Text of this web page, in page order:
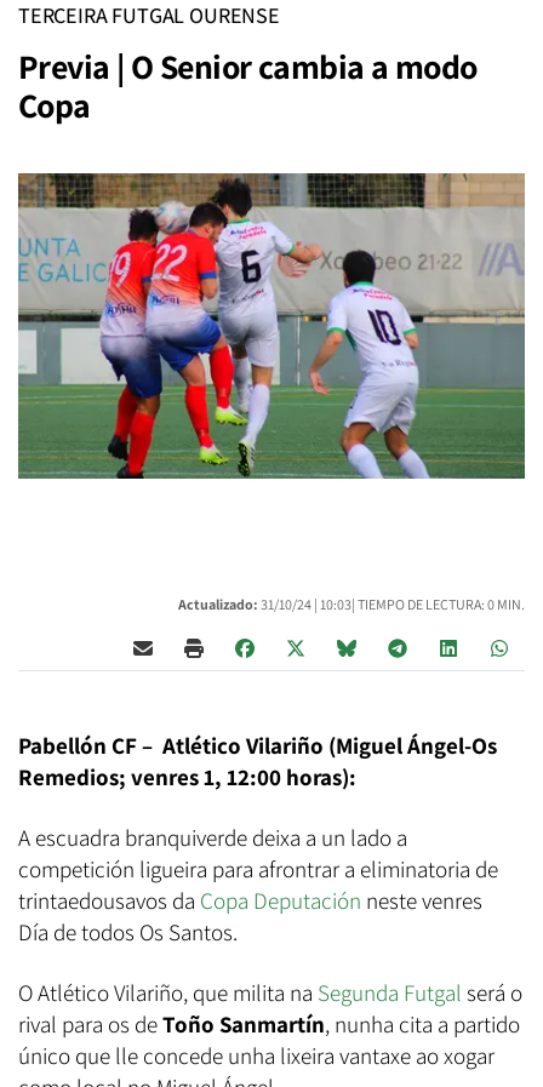
TERCEIRA FUTGAL OURENSE
Previa | O Senior cambia a modo
Copa
Actualizado: 31/10/24 | 10:03| TIEMPO DE LECTURA: 0 MIN.
Pabellón CF – Atlético Vilariño (Miguel Ángel-Os
Remedios; venres 1, 12:00 horas):
A escuadra branquiverde deixa a un lado a
competición ligueira para afrontrar a eliminatoria de
trintaedousavos da Copa Deputación neste venres
Día de todos Os Santos.
O Atlético Vilariño, que milita na Segunda Futgal será o
rival para os deToño Sanmartín, nunha cita a partido
único que lle concede unha lixeira vantaxe ao xogar